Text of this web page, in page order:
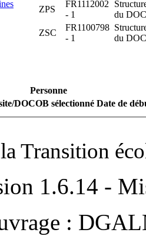
ZPS
FR1112002
- 1
du
ZSC
FR1100798
- 1
du
Personne
DOCOB sélectionné Date de
Transition
1.6.14 -
: